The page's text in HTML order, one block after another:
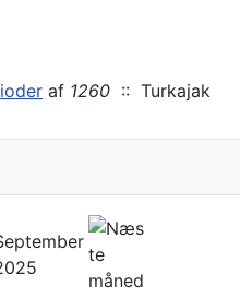
af 1260 :: Turkajak